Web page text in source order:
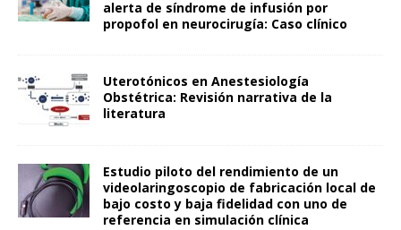
alerta de síndrome de infusión por
propofol en neurocirugía: Caso clínico
Uterotónicos en Anestesiología
Obstétrica: Revisión narrativa de la
literatura
Estudio piloto del rendimiento de un
videolaringoscopio de fabricación local de
bajo costo y baja fidelidad con uno de
referencia en simulación clínica